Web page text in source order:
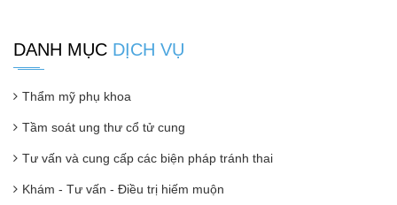
DANH MỤC DỊCH VỤ
Thẩm mỹ phụ khoa
Tầm soát ung thư cổ tử cung
Tư vấn và cung cấp các biện pháp tránh thai
Khám - Tư vấn - Điều trị hiếm muộn